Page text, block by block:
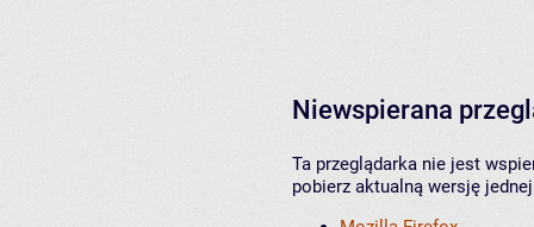
Niewspierana
Ta przeglądarka nie jest
pobierz aktualną wersję